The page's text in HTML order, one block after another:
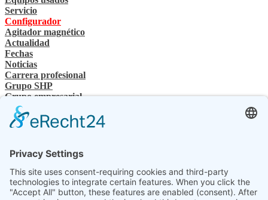
Servicio
Configurador
Agitador magnético
Actualidad
Fechas
Noticias
Carrera profesional
Grupo SHP
Grupo empresarial
Personas de contacto
Contacto
Distribuidor especializado
Descargas de SHP
Seleccione su idioma